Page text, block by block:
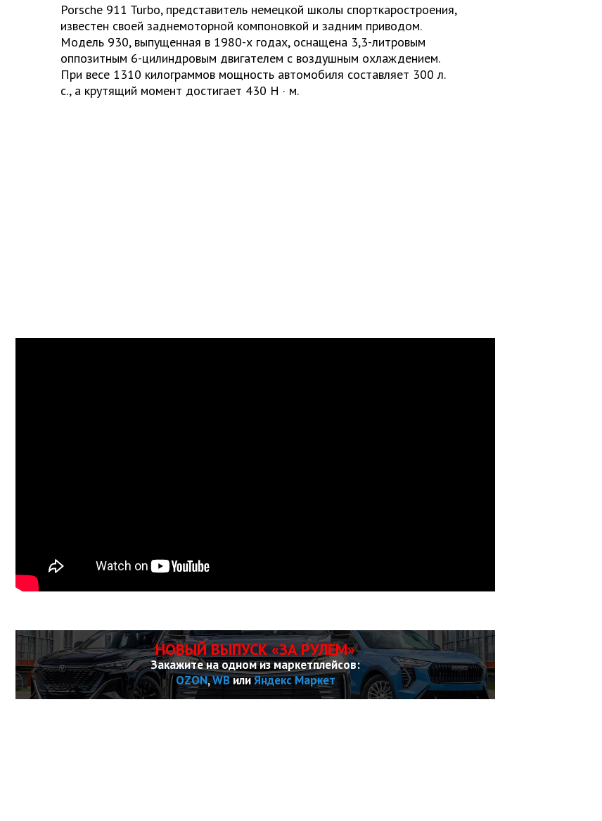
Porsche 911 Turbo, представитель немецкой школы спорткаростроения,
известен своей заднемоторной компоновкой и задним приводом.
Модель 930, выпущенная в 1980-х годах, оснащена 3,3-литровым
оппозитным 6-цилиндровым двигателем с воздушным охлаждением.
При весе 1310 килограммов мощность автомобиля составляет 300 л.
с., а крутящий момент достигает 430 Н · м.
НОВЫЙ ВЫПУСК «ЗА РУЛЕМ»
Закажите на одном из маркетплейсов:
OZON,WBилиЯндекс Маркет